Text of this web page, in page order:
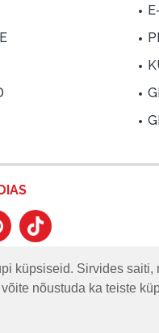
küpsiseid. Sirvides saiti,
nõustuda ka teiste
disaini mööblisalong.